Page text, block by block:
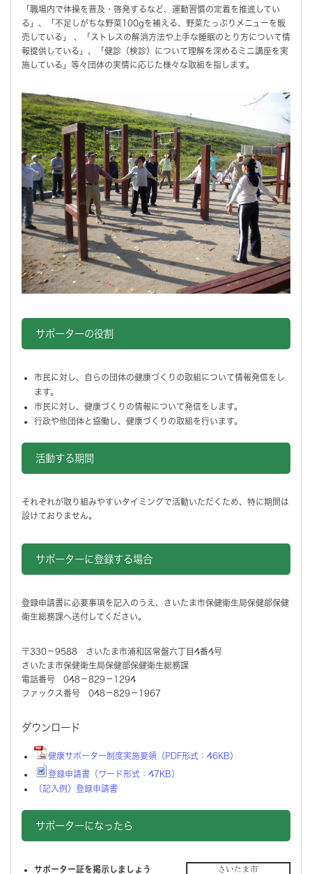
「職場内で体操を普及・啓発するなど、運動習慣の定着を推進してい
る」、「不足しがちな野菜100gを補える、野菜たっぷりメニューを販
売している」 、「ストレスの解消方法や上手な睡眠のとり方について情
報提供している」、「健診（検診）について理解を深めるミニ講座を実
施している」等々団体の実情に応じた様々な取組を指します。
サポーターの役割
市民に対し、自らの団体の健康づくりの取組について情報発信をし
ます。
市民に対し、健康づくりの情報について発信をします。
行政や他団体と協働し、健康づくりの取組を行います。
活動する期間
それぞれが取り組みやすいタイミングで活動いただくため、特に期間は
設けておりません。
サポーターに登録する場合
登録申請書に必要事項を記入のうえ、さいたま市保健衛生局保健部保健
衛生総務課へ送付してください。
〒330－9588 さいたま市浦和区常盤六丁目4番4号
さいたま市保健衛生局保健部保健衛生総務課
電話番号 048－829－1294
ファックス番号 048－829－1967
ダウンロード
健康サポーター制度実施要領（PDF形式：46KB）
登録申請書（ワード形式：47KB）
（記入例）登録申請書
サポーターになったら
サポーター証を掲示しましょう